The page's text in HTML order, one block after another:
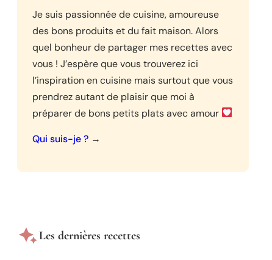
Je suis passionnée de cuisine, amoureuse
des bons produits et du fait maison. Alors
quel bonheur de partager mes recettes avec
vous ! J’espère que vous trouverez ici
l’inspiration en cuisine mais surtout que vous
prendrez autant de plaisir que moi à
préparer de bons petits plats avec amour
Qui suis-je ?→
Les dernières recettes